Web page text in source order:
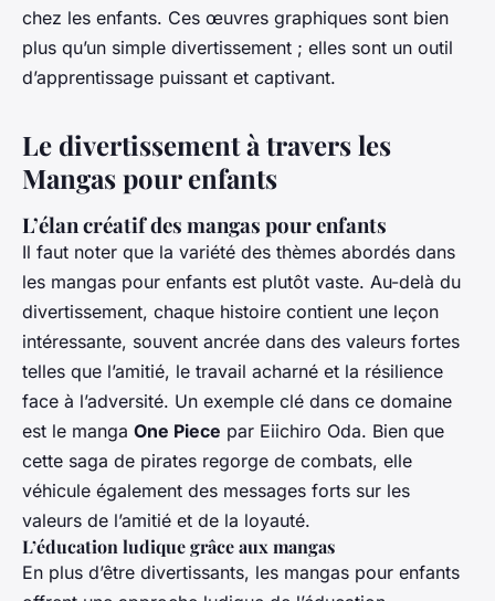
chez les enfants. Ces œuvres graphiques sont bien
plus qu’un simple divertissement ; elles sont un outil
d’apprentissage puissant et captivant.
Le divertissement à travers les
Mangas pour enfants
L’élan créatif des mangas pour enfants
Il faut noter que la variété des thèmes abordés dans
les mangas pour enfants est plutôt vaste. Au-delà du
divertissement, chaque histoire contient une leçon
intéressante, souvent ancrée dans des valeurs fortes
telles que l’amitié, le travail acharné et la résilience
face à l’adversité. Un exemple clé dans ce domaine
est le manga One Piece par Eiichiro Oda. Bien que
cette saga de pirates regorge de combats, elle
véhicule également des messages forts sur les
valeurs de l’amitié et de la loyauté.
L’éducation ludique grâce aux mangas
En plus d’être divertissants, les mangas pour enfants